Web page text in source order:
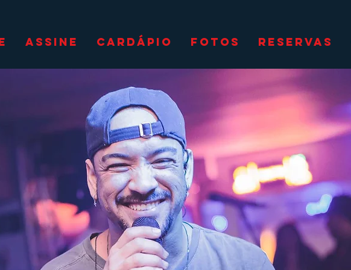
ASSINE CARDÁPIO FOTOS RESERVAS